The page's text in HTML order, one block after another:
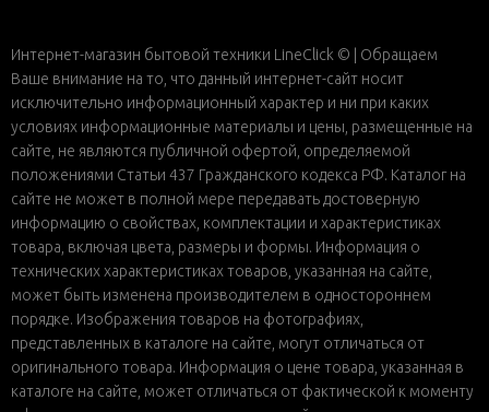
Интернет-магазин бытовой техники LineClick © | Обращаем
Ваше внимание на то, что данный интернет-сайт носит
исключительно информационный характер и ни при каких
условиях информационные материалы и цены, размещенные на
сайте, не являются публичной офертой, определяемой
положениями Статьи 437 Гражданского кодекса РФ. Каталог на
сайте не может в полной мере передавать достоверную
информацию о свойствах, комплектации и характеристиках
товара, включая цвета, размеры и формы. Информация о
технических характеристиках товаров, указанная на сайте,
может быть изменена производителем в одностороннем
порядке. Изображения товаров на фотографиях,
представленных в каталоге на сайте, могут отличаться от
оригинального товара. Информация о цене товара, указанная в
каталоге на сайте, может отличаться от фактической к моменту